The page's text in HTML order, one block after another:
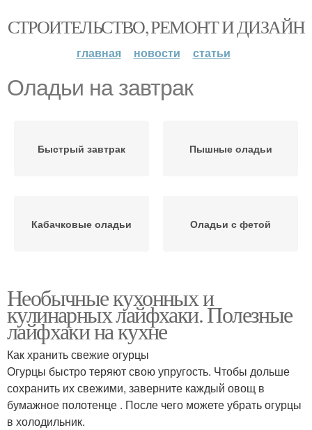
СТРОИТЕЛЬСТВО, РЕМОНТ И ДИЗАЙН
главная новости статьи
Оладьи на завтрак
Быстрый завтрак Пышные оладьи
Кабачковые оладьи Оладьи с фетой
Необычные кухонных и
кулинарных лайфхаки. Полезные
лайфхаки на кухне
Как хранить свежие огурцы
Огурцы быстро теряют свою упругость. Чтобы дольше
сохранить их свежими, заверните каждый овощ в
бумажное полотенце . После чего можете убрать огурцы
в холодильник.